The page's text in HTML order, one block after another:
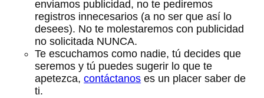
enviamos publicidad, no te pediremos
registros innecesarios (a no ser que así lo
desees). No te molestaremos con publicidad
no solicitada NUNCA.
Te escuchamos como nadie, tú decides que
seremos y tú puedes sugerir lo que te
apetezca,contáctanos es un placer saber de
ti.